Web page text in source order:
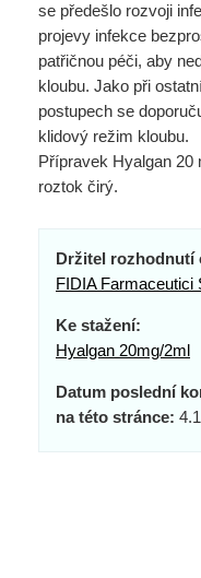
se předešlo rozvoji
projevy infekce
patřičnou péči, aby
kloubu. Jako při
postupech se
klidový režim kloubu.
Přípravek Hyalgan 20
roztok čirý.
Držitel rozhodnutí
FIDIA Farmaceutici
Ke stažení:
Hyalgan 20mg/2ml
Datum poslední
na této stránce: